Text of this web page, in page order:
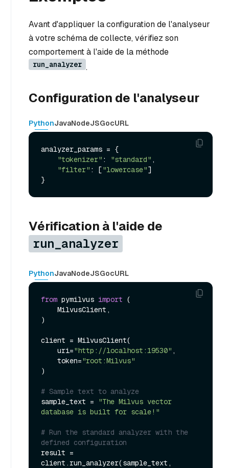
Avant d'appliquer la configuration de l'analyseur
à votre schéma de collecte, vérifiez son
comportement à l'aide de la méthode
run_analyzer .
Configuration de l'analyseur
PythonJavaNodeJSGocURL
analyzer_params = {
"tokenizer" : "standard" ,
"filter" : ["lowercase"]
Vérification à l'aide de
run_analyzer
PythonJavaNodeJSGocURL
from pymilvus import (
)
client = MilvusClient(
    uri=
"http://localhost:19530" ,
    token=
"root:Milvus"
)
# Sample text to analyze
sample_text =
"The Milvus vector
database is built for scale!"
# Run the standard analyzer with the
defined configuration
result =
client.run_analyzer(sample_text,